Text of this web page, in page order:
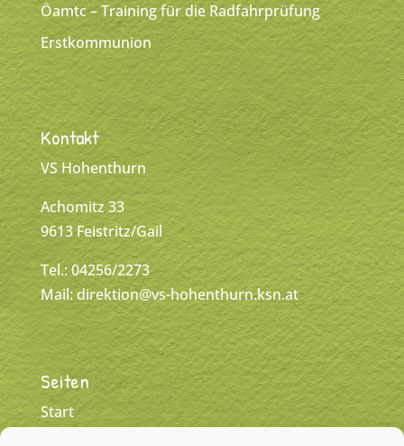
Öamtc – Training für die Radfahrprüfung
Erstkommunion
Kontakt
VS Hohenthurn
Achomitz 33
9613 Feistritz/Gail
Tel.: 04256/2273
Mail:direktion@vs-hohenthurn.ksn.at
Seiten
Start